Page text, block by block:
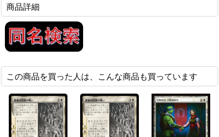
商品詳細
この商品を買った人は、こんな商品も買っています